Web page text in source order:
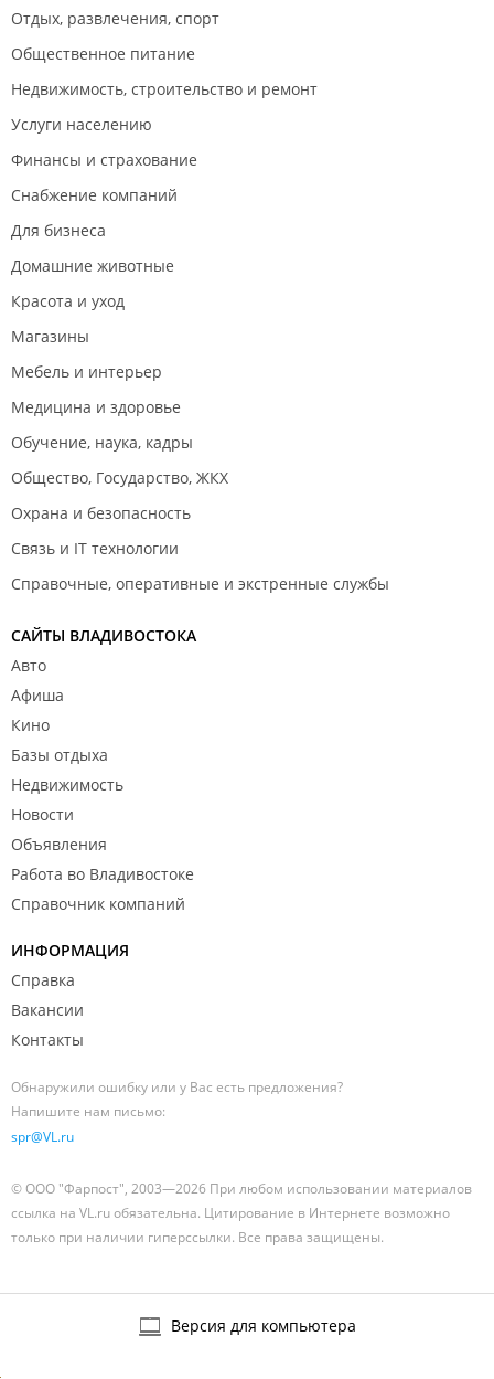
Отдых, развлечения, спорт
Общественное питание
Недвижимость, строительство и ремонт
Услуги населению
Финансы и страхование
Снабжение компаний
Для бизнеса
Домашние животные
Красота и уход
Магазины
Мебель и интерьер
Медицина и здоровье
Обучение, наука, кадры
Общество, Государство, ЖКХ
Охрана и безопасность
Связь и IT технологии
Справочные, оперативные и экстренные службы
САЙТЫ ВЛАДИВОСТОКА
Авто
Афиша
Кино
Базы отдыха
Недвижимость
Новости
Объявления
Работа во Владивостоке
Справочник компаний
ИНФОРМАЦИЯ
Справка
Вакансии
Контакты
Обнаружили ошибку или у Вас есть предложения?
Напишите нам письмо:
spr@VL.ru
© ООО "Фарпост", 2003—2026 При любом использовании материалов
ссылка на VL.ru обязательна. Цитирование в Интернете возможно
только при наличии гиперссылки. Все права защищены.
Версия для компьютера